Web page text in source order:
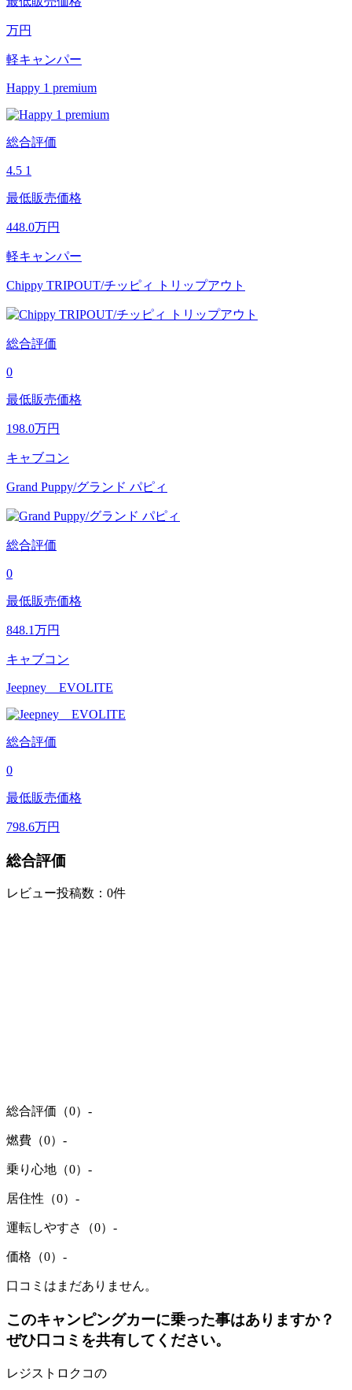
万円
軽キャンパー
Happy 1 premium
総合評価
4.5 1
最低販売価格
448.0万円
軽キャンパー
Chippy TRIPOUT/チッピィ トリップアウト
総合評価
0
最低販売価格
198.0万円
キャブコン
Grand Puppy/グランド パピィ
総合評価
0
最低販売価格
848.1万円
キャブコン
Jeepney EVOLITE
総合評価
0
最低販売価格
798.6万円
総合評価
レビュー投稿数：0件
総合評価（0） -
燃費（0） -
乗り心地（0） -
居住性（0） -
運転しやすさ（0） -
価格（0） -
口コミはまだありません。
このキャンピングカーに乗った事はありますか？
ぜひ口コミを共有してください。
レジストロクコの